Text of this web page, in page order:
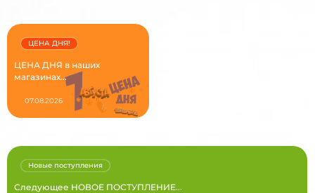
ЦЕНА ДНЯ в наших
магазинах...
ЦЕНА ДНЯ!
07.08.2026
Следующее НОВОЕ ПОСТУПЛЕНИЕ...
Новые поступления